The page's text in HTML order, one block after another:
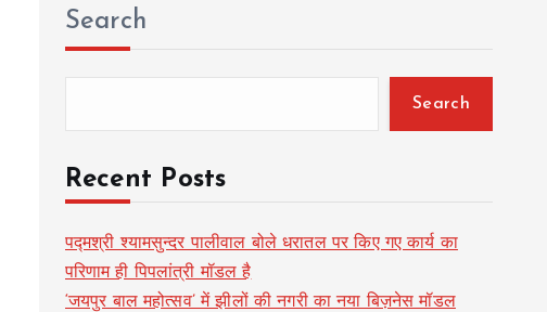
Search
Search
Recent Posts
पद्मश्री श्यामसुन्दर पालीवाल बोले धरातल पर किए गए कार्य का
परिणाम ही पिपलांत्री मॉडल है
‘जयपुर बाल महोत्सव’ में झीलों की नगरी का नया बिज़नेस मॉडल